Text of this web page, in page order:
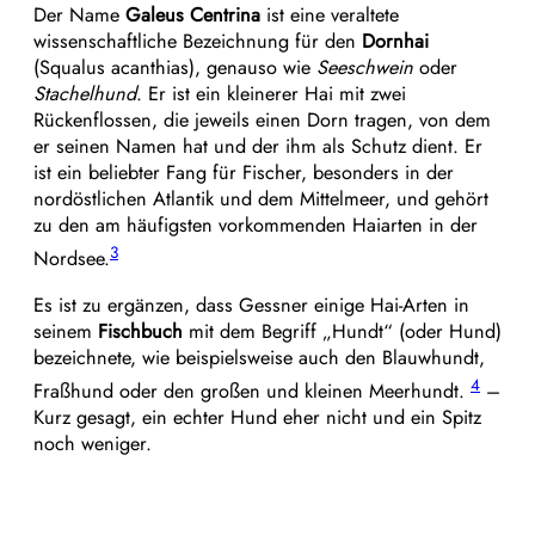
Der Name Galeus Centrina ist eine veraltete
wissenschaftliche Bezeichnung für den Dornhai
(Squalus acanthias), genauso wie Seeschwein oder
Stachelhund. Er ist ein kleinerer Hai mit zwei
Rückenflossen, die jeweils einen Dorn tragen, von dem
er seinen Namen hat und der ihm als Schutz dient. Er
ist ein beliebter Fang für Fischer, besonders in der
nordöstlichen Atlantik und dem Mittelmeer, und gehört
zu den am häufigsten vorkommenden Haiarten in der
Nordsee.3
Es ist zu ergänzen, dass Gessner einige Hai-Arten in
seinem Fischbuch mit dem Begriff „Hundt“ (oder Hund)
bezeichnete, wie beispielsweise auch den Blauwhundt,
Fraßhund oder den großen und kleinen Meerhundt. 4 –
Kurz gesagt, ein echter Hund eher nicht und ein Spitz
noch weniger.